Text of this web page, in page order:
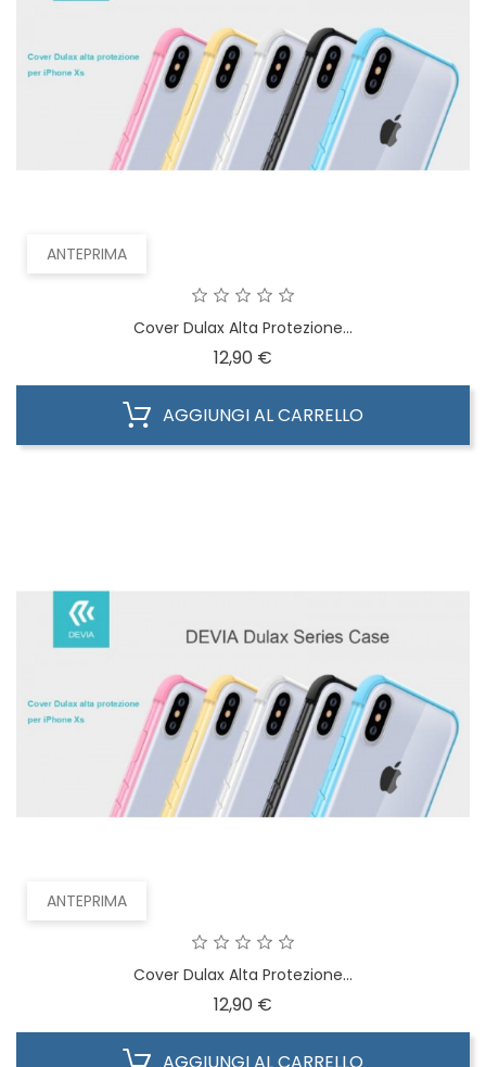
ANTEPRIMA
Cover Dulax Alta Protezione...
12,90 €
AGGIUNGI AL CARRELLO
ANTEPRIMA
Cover Dulax Alta Protezione...
12,90 €